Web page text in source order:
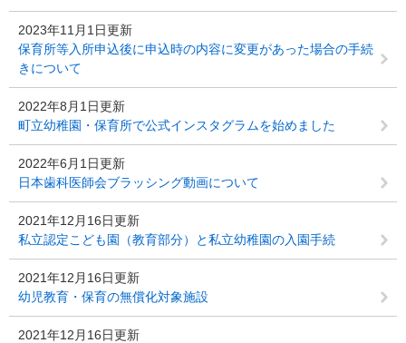
2023年11月1日更新
保育所等入所申込後に申込時の内容に変更があった場合の手続
きについて
2022年8月1日更新
町立幼稚園・保育所で公式インスタグラムを始めました
2022年6月1日更新
日本歯科医師会ブラッシング動画について
2021年12月16日更新
私立認定こども園（教育部分）と私立幼稚園の入園手続
2021年12月16日更新
幼児教育・保育の無償化対象施設
2021年12月16日更新